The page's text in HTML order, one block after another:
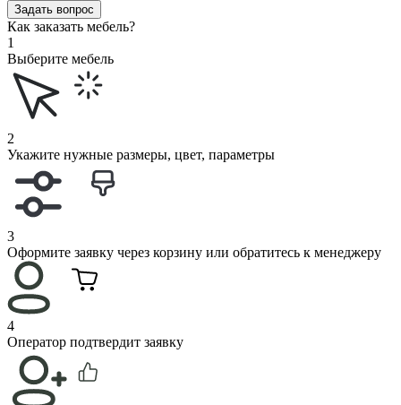
Задать вопрос
Как заказать мебель?
1
Выберите мебель
2
Укажите нужные размеры, цвет, параметры
3
Оформите заявку через корзину или обратитесь к менеджеру
4
Оператор подтвердит заявку